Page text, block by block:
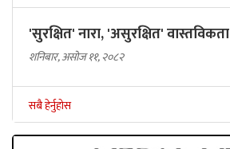
'सुरक्षित' नारा, 'असुरक्षित' वास्तविकता
शनिबार, असोज ११, २०८२
सबै हेर्नुहोस